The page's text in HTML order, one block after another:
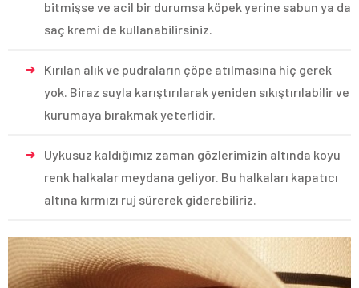
bitmişse ve acil bir durumsa köpek yerine sabun ya da
saç kremi de kullanabilirsiniz.
Kırılan alık ve pudraların çöpe atılmasına hiç gerek
yok. Biraz suyla karıştırılarak yeniden sıkıştırılabilir ve
kurumaya bırakmak yeterlidir.
Uykusuz kaldığımız zaman gözlerimizin altında koyu
renk halkalar meydana geliyor. Bu halkaları kapatıcı
altına kırmızı ruj sürerek giderebiliriz.